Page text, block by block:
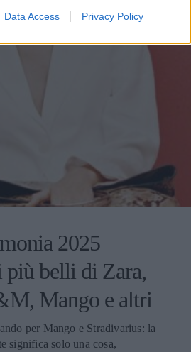
Data Access Privacy Policy
2025
più belli di Zara,
Mango e altri
per Mango e Stradivarius: la
significa solo una cosa,